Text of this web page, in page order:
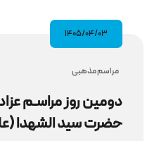
۱۴۰۵/۰۴/۰۳
مراسم مذهبى
دومین روز مراسـم
حضرت سید الشهدا